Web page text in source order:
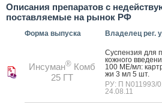
Описания препаратов с
поставляемые на рынок РФ
Форма выпуска Владелец рег.
Инсуман®Комб
25 ГТ
Сус­пензия для
кожно­го
100 МЕ/мл:
жи 3 мл 5 шт.
РУ: П N011993/
24.08.11